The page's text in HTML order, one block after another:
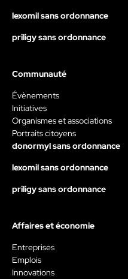
lexomil sans ordonnance
priligy sans ordonnance
Communauté
Évènements
Initiatives
Organismes et associations
Portraits citoyens
donormyl sans ordonnance
lexomil sans ordonnance
priligy sans ordonnance
Affaires et économie
Entreprises
Emplois
Innovations